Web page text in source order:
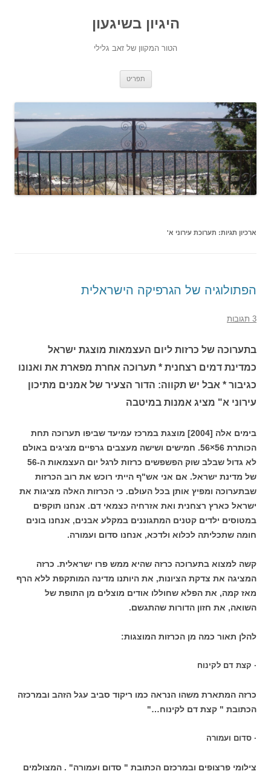
היגיון בשיגעון
הטור המקוון של זאב גלילי
תפריט
ארכיון תגיות: תערוכת עירוני א'
הפתולוגיה של הגרפיקה הישראלית
3 תגובות
בתערוכה של כרזות ליום העצמאות מוצגת ישראל
כמדינת דמים רצחנית * תערוכה אחרת מפארת את ואנונו
כגיבור * אבל יש תקווה: הדור הצעיר של אמנים מתיכון
עירוני א" מציג אמנות במיטבה
בימים אלה [2004] מוצגת במרכז עמיעד שביפו תערוכה תחת
הכותרת 56×56. חמישים ושישה מעצבים גרפיים מציגים באולם
לא גדול שבלב שוק הפשפשים כרזות לרגל יום העצמאות ה-56
של מדינת ישראל. אם אני אש"ף הייתי רוכש את רוב הכרזות
שבתערוכה ומפיץ אותן בכל העולם. כי הכרזות האלה מציגות את
ישראל כארץ רצחנית ואת אזרחיה כצמאי דם. אנחנו תוקפים
במטוסים ילדים קטנים המתגוננים במקלע אבנים, אנחנו בונים
חומה שתכליתה לכלוא ולדכא, אנחנו סדום ועמורה.
קשה למצוא בתערוכה כרזה שהיא ממש פרו ישראלית. כרזה
המציגה את צדקת הציונות, את היותנו מדינה המותקפת ללא הרף
מאז קמה, את הפלא שחוללו אודים מוצלים מן התופת של
השואה, את חזון הדורות שהתגשם.
להלן תאור כמה מן הכרזות המוצגות:
· קצת דם לקינוח
כרזה המתארת משהו הנראה כמו ריקוד סביב עגל הזהב ובמרכזה
הכתובת " קצת דם לקינוח…"
· סדום ועמורה
צילומי פרצופים ובמרכזם הכתובת " סדום ועמורה" . המצולמים